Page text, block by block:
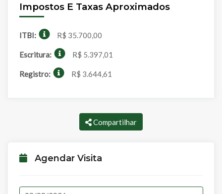
Impostos E Taxas Aproximados
ITBI: R$ 35.700,00
Escritura: R$ 5.397,01
Registro: R$ 3.644,61
Compartilhar
Agendar Visita